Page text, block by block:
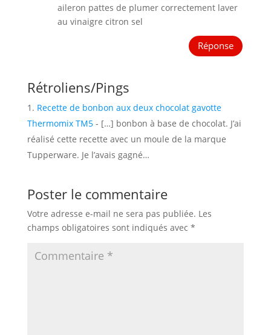
aileron pattes de plumer correctement laver
au vinaigre citron sel
Réponse
Rétroliens/Pings
Recette de bonbon aux deux chocolat gavotte
Thermomix TM5- […] bonbon à base de chocolat. J’ai
réalisé cette recette avec un moule de la marque
Tupperware. Je l’avais gagné…
Poster le commentaire
Votre adresse e-mail ne sera pas publiée. Les
champs obligatoires sont indiqués avec *